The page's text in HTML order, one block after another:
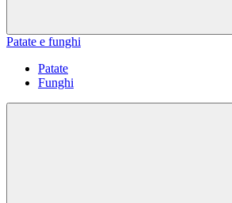
Patate e funghi
Patate
Funghi